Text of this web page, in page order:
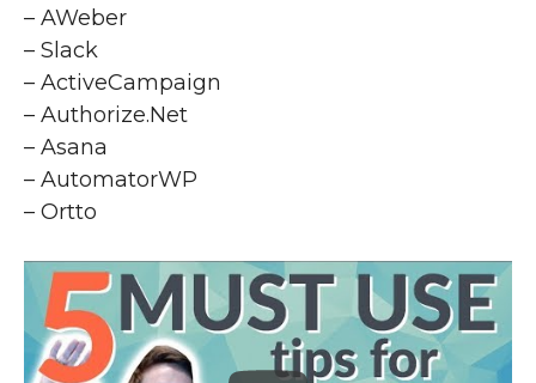
– AWeber
– Slack
– ActiveCampaign
– Authorize.Net
– Asana
– AutomatorWP
– Ortto